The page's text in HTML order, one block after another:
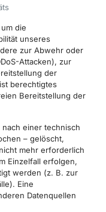
die
unseres
zur Abwehr oder
Attacken), zur
der
berechtigtes
Bereitstellung der
einer technisch
– gelöscht,
mehr erforderlich
Einzelfall erfolgen,
werden (z. B. zur
Eine
Datenquellen